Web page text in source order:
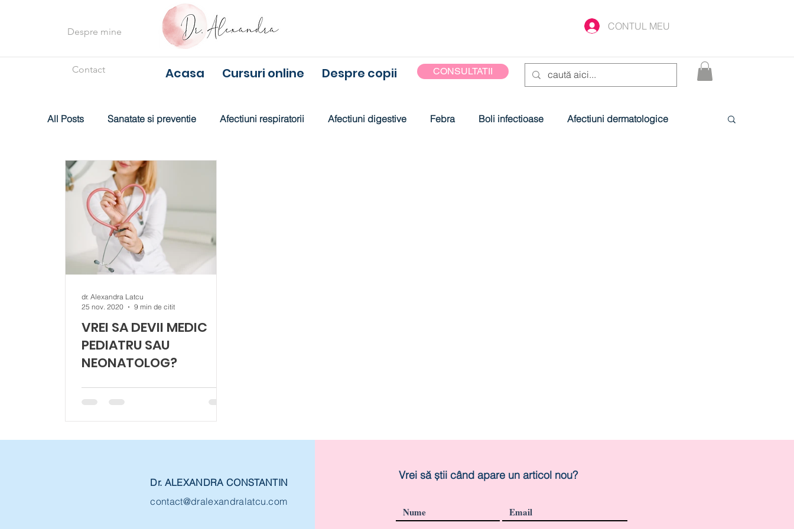
Despre mine CONTUL MEU
Contact Acasa Cursuri online Despre copii CONSULTATII
All Posts Sanatate si preventie Afectiuni respiratorii Afectiuni digestive Febra Boli infectioase Afectiuni dermatologice
Alimentatie Ingrijirea bebelusului
VREI SA DEVII MEDIC
PEDIATRU SAU
NEONATOLOG?
Am scris acest articol pentru
studentii la medicina care se
neonatologie.
dr. Alexandra Latcu
25 nov. 2020
9 min de citit
Dr. ALEXANDRA CONSTANTIN
contact@dralexandralatcu.com
Vrei să știi când apare un articol nou?